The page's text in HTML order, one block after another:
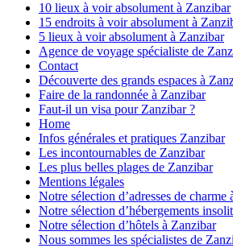
10 lieux à voir absolument à Zanzibar
15 endroits à voir absolument à
5 lieux à voir absolument à Zanzibar
Agence de voyage spécialiste de
Contact
Découverte des grands espaces à
Faire de la randonnée à Zanzibar
Faut-il un visa pour Zanzibar ?
Home
Infos générales et pratiques Zanzibar
Les incontournables de Zanzibar
Les plus belles plages de Zanzibar
Mentions légales
Notre sélection d’adresses de charme
Notre sélection d’hébergements
Notre sélection d’hôtels à Zanzibar
Nous sommes les spécialistes de